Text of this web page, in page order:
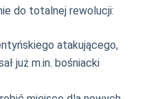
do totalnej rewolucji:
atakującego,
już m.in. bośniacki